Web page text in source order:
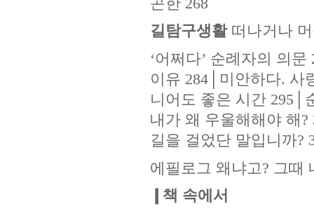
길탐구생활떠나거나
‘어쩌다’ 순례자의 의
이유 284│미안하다. 사
니어도 좋은 시간 295│
내가 왜 우울해해야 해
길을 걸었단 말입니까?
에필로그 왜냐고? 그때
❙책 속에서